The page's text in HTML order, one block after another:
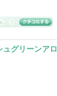
ュグリーンアロ